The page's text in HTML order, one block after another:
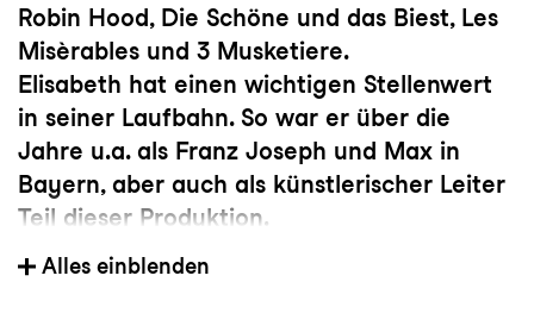
Robin Hood, Die Schöne und das Biest, Les
Misèrables und 3 Musketiere.
Elisabeth hat einen wichtigen Stellenwert
in seiner Laufbahn. So war er über die
Jahre u.a. als Franz Joseph und Max in
Bayern, aber auch als künstlerischer Leiter
Teil dieser Produktion.
Er verkörperte u.a. den Professor sowie
Chagal und Koukol in Tanz der Vampire in
Alles einblenden